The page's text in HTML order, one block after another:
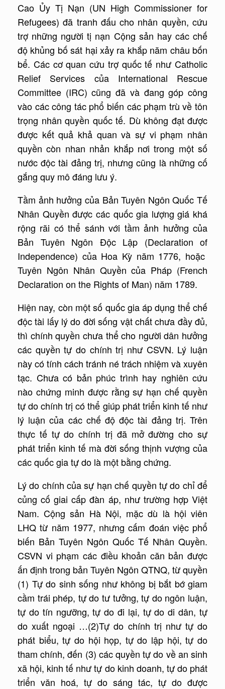
Cao Ủy Tị Nạn (UN High Commissioner for
Refugees) đã tranh đấu cho nhân quyền, cứu
trợ những người tị nạn Cộng sản hay các chế
độ khủng bố sát hại xảy ra khắp năm châu bốn
bể. Các cơ quan cứu trợ quốc tế như Catholic
Relief Services của International Rescue
Committee (IRC) cũng đã và đang góp công
vào các công tác phổ biến các phạm trù về tôn
trọng nhân quyền quốc tế. Dù không đạt được
được kết quả khả quan và sự vi phạm nhân
quyền còn nhan nhản khắp nơi trong một số
nước độc tài đảng trị, nhưng cũng là những cố
gắng quy mô đáng lưu ý.
Tầm ảnh hưởng của Bản Tuyên Ngôn Quốc Tế
Nhân Quyền được các quốc gia lượng giá khá
rộng rãi có thể sánh với tầm ảnh hưởng của
Bản Tuyên Ngôn Độc Lập (Declaration of
Independence) của Hoa Kỳ năm 1776, hoặc
Tuyên Ngôn Nhân Quyền của Pháp (French
Declaration on the Rights of Man) năm 1789.
Hiện nay, còn một số quốc gia áp dụng thể chế
độc tài lấy lý do đời sống vật chất chưa đầy đủ,
thì chính quyền chưa thể cho người dân hưởng
các quyền tự do chính trị như CSVN. Lý luận
này có tính cách tránh né trách nhiệm và xuyên
tạc. Chưa có bản phúc trình hay nghiên cứu
nào chứng minh được rằng sự hạn chế quyền
tự do chính trị có thể giúp phát triển kinh tế như
lý luận của các chế độ độc tài đảng trị. Trên
thực tế tự do chính trị đã mở đường cho sự
phát triển kinh tế mà đời sống thịnh vượng của
các quốc gia tự do là một bằng chứng.
Lý do chính của sự hạn chế quyền tự do chỉ để
củng cố giai cấp đàn áp, như trường hợp Việt
Nam. Cộng sản Hà Nội, mặc dù là hội viên
LHQ từ năm 1977, nhưng cấm đoán việc phổ
biến Bản Tuyên Ngôn Quốc Tế Nhân Quyền.
CSVN vi phạm các điều khoản căn bản được
ấn định trong bản Tuyên Ngôn QTNQ, từ quyền
(1) Tự do sinh sống như không bị bắt bớ giam
cầm trái phép, tự do tư tưởng, tự do ngôn luận,
tự do tín ngưỡng, tự do đi lại, tự do di dân, tự
do xuất ngoại …(2)Tự do chính trị như tự do
phát biểu, tự do hội họp, tự do lập hội, tự do
tham chính, đến (3) các quyền tự do về an sinh
xã hội, kinh tế như tự do kinh doanh, tự do phát
triển văn hoá, tự do sáng tác, tự do được